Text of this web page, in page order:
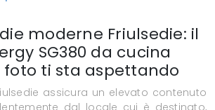
moderne Friulsedie: il
SG380 da cucina
foto ti sta aspettando
assicura un elevato contenuto